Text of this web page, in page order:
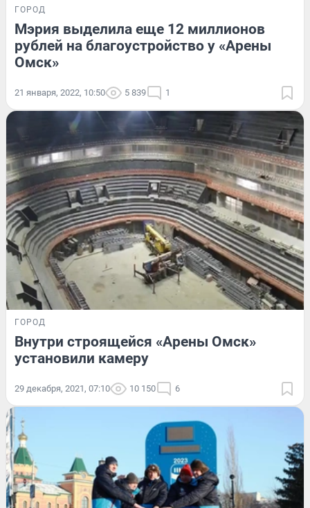
ГОРОД
Мэрия выделила еще 12 миллионов
рублей на благоустройство у «Арены
Омск»
21 января, 2022, 10:50 5 839 1
ГОРОД
Внутри строящейся «Арены Омск»
установили камеру
29 декабря, 2021, 07:10 10 150 6